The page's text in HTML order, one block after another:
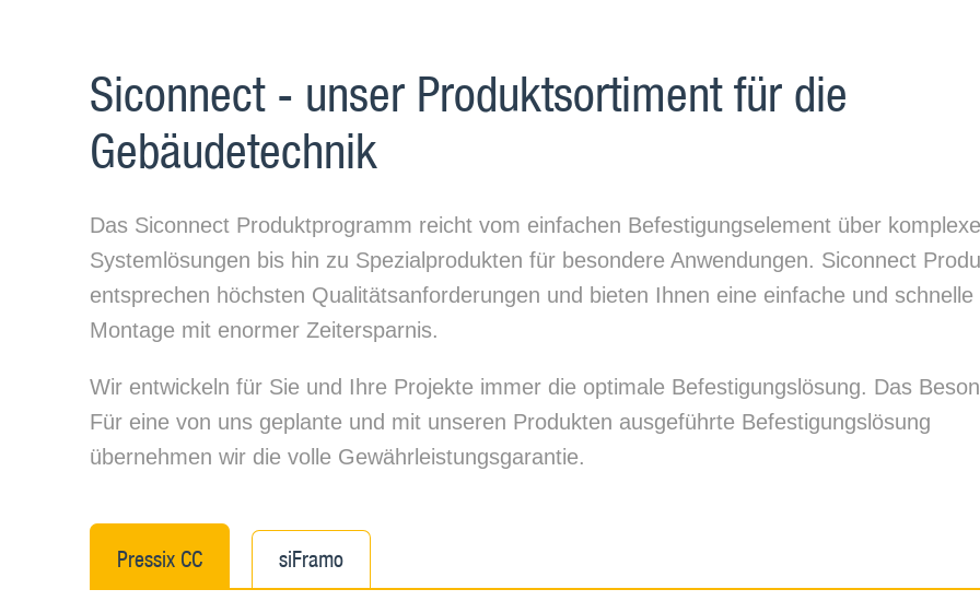
Siconnect - unser Produktsortiment für die
Gebäudetechnik
Das Siconnect Produktprogramm reicht vom einfachen Befestigungselement über komplexe
Systemlösungen bis hin zu Spezialprodukten für besondere Anwendungen. Siconnect
entsprechen höchsten Qualitätsanforderungen und bieten Ihnen eine einfache und schnelle
Montage mit enormer Zeitersparnis.
Wir entwickeln für Sie und Ihre Projekte immer die optimale Befestigungslösung. Das
Für eine von uns geplante und mit unseren Produkten ausgeführte Befestigungslösung
übernehmen wir die volle Gewährleistungsgarantie.
Pressix CC siFramo